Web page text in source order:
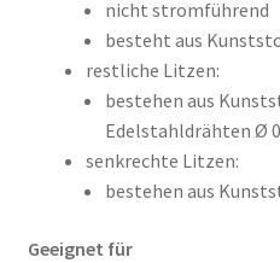
nicht stromführend
besteht aus
restliche Litzen:
bestehen aus
Edelstahldrähten Ø
senkrechte Litzen:
bestehen aus
Geeignet für